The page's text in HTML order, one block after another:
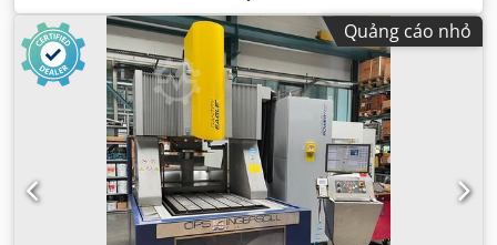
Quảng cáo nhỏ